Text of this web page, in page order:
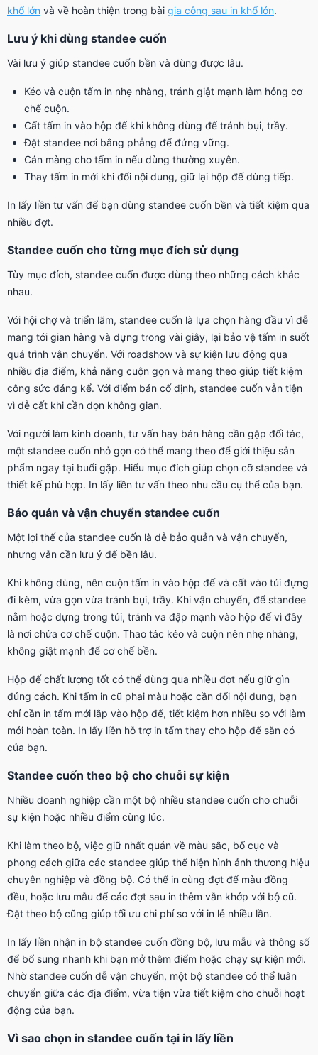
khổ lớn và về hoàn thiện trong bài gia công sau in khổ lớn.
Lưu ý khi dùng standee cuốn
Vài lưu ý giúp standee cuốn bền và dùng được lâu.
Kéo và cuộn tấm in nhẹ nhàng, tránh giật mạnh làm hỏng cơ
chế cuộn.
Cất tấm in vào hộp đế khi không dùng để tránh bụi, trầy.
Đặt standee nơi bằng phẳng để đứng vững.
Cán màng cho tấm in nếu dùng thường xuyên.
Thay tấm in mới khi đổi nội dung, giữ lại hộp đế dùng tiếp.
In lấy liền tư vấn để bạn dùng standee cuốn bền và tiết kiệm qua
nhiều đợt.
Standee cuốn cho từng mục đích sử dụng
Tùy mục đích, standee cuốn được dùng theo những cách khác
nhau.
Với hội chợ và triển lãm, standee cuốn là lựa chọn hàng đầu vì dễ
mang tới gian hàng và dựng trong vài giây, lại bảo vệ tấm in suốt
quá trình vận chuyển. Với roadshow và sự kiện lưu động qua
nhiều địa điểm, khả năng cuộn gọn và mang theo giúp tiết kiệm
công sức đáng kể. Với điểm bán cố định, standee cuốn vẫn tiện
vì dễ cất khi cần dọn không gian.
Với người làm kinh doanh, tư vấn hay bán hàng cần gặp đối tác,
một standee cuốn nhỏ gọn có thể mang theo để giới thiệu sản
phẩm ngay tại buổi gặp. Hiểu mục đích giúp chọn cỡ standee và
thiết kế phù hợp. In lấy liền tư vấn theo nhu cầu cụ thể của bạn.
Bảo quản và vận chuyển standee cuốn
Một lợi thế của standee cuốn là dễ bảo quản và vận chuyển,
nhưng vẫn cần lưu ý để bền lâu.
Khi không dùng, nên cuộn tấm in vào hộp đế và cất vào túi đựng
đi kèm, vừa gọn vừa tránh bụi, trầy. Khi vận chuyển, để standee
nằm hoặc dựng trong túi, tránh va đập mạnh vào hộp đế vì đây
là nơi chứa cơ chế cuộn. Thao tác kéo và cuộn nên nhẹ nhàng,
không giật mạnh để cơ chế bền.
Hộp đế chất lượng tốt có thể dùng qua nhiều đợt nếu giữ gìn
đúng cách. Khi tấm in cũ phai màu hoặc cần đổi nội dung, bạn
chỉ cần in tấm mới lắp vào hộp đế, tiết kiệm hơn nhiều so với làm
mới hoàn toàn. In lấy liền hỗ trợ in tấm thay cho hộp đế sẵn có
của bạn.
Standee cuốn theo bộ cho chuỗi sự kiện
Nhiều doanh nghiệp cần một bộ nhiều standee cuốn cho chuỗi
sự kiện hoặc nhiều điểm cùng lúc.
Khi làm theo bộ, việc giữ nhất quán về màu sắc, bố cục và
phong cách giữa các standee giúp thể hiện hình ảnh thương hiệu
chuyên nghiệp và đồng bộ. Có thể in cùng đợt để màu đồng
đều, hoặc lưu mẫu để các đợt sau in thêm vẫn khớp với bộ cũ.
Đặt theo bộ cũng giúp tối ưu chi phí so với in lẻ nhiều lần.
In lấy liền nhận in bộ standee cuốn đồng bộ, lưu mẫu và thông số
để bổ sung nhanh khi bạn mở thêm điểm hoặc chạy sự kiện mới.
Nhờ standee cuốn dễ vận chuyển, một bộ standee có thể luân
chuyển giữa các địa điểm, vừa tiện vừa tiết kiệm cho chuỗi hoạt
động của bạn.
Vì sao chọn in standee cuốn tại in lấy liền